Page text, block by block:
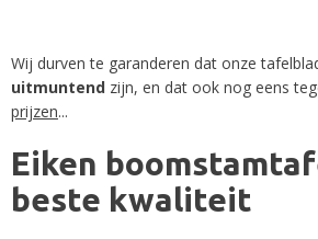
Wij durven te garanderen dat onze
uitmuntend zijn, en dat ook nog eens
prijzen...
Eiken
beste kwaliteit